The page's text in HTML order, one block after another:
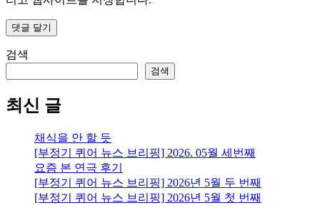
검색
검색
최신 글
채식을 안 할 듯
[부정기 퀴어 뉴스 브리핑] 2026. 05월 세번째
요즘 본 연극 후기
[부정기 퀴어 뉴스 브리핑] 2026년 5월 두 번째
[부정기 퀴어 뉴스 브리핑] 2026년 5월 첫 번째